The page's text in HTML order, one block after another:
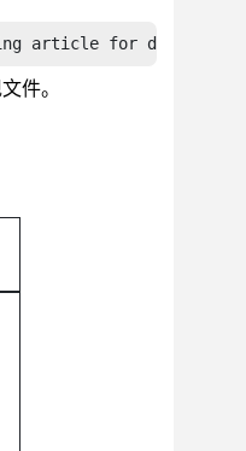
article for details
件。